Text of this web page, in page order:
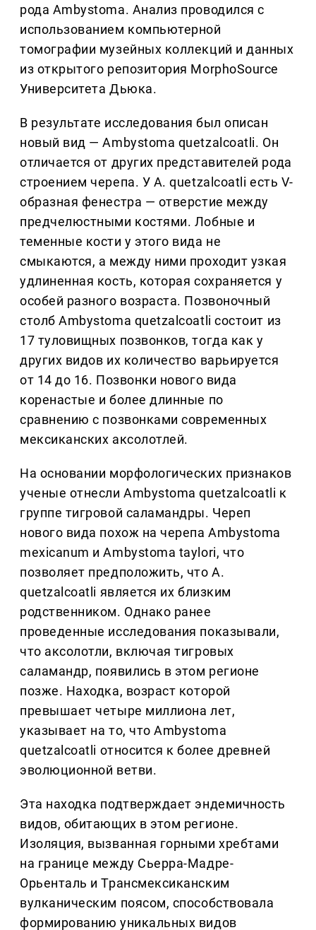
рода Ambystoma. Анализ проводился с
использованием компьютерной
томографии музейных коллекций и данных
из открытого репозитория MorphoSource
Университета Дьюка.
В результате исследования был описан
новый вид — Ambystoma quetzalcoatli. Он
отличается от других представителей рода
строением черепа. У A. quetzalcoatli есть V-
образная фенестра — отверстие между
предчелюстными костями. Лобные и
теменные кости у этого вида не
смыкаются, а между ними проходит узкая
удлиненная кость, которая сохраняется у
особей разного возраста. Позвоночный
столб Ambystoma quetzalcoatli состоит из
17 туловищных позвонков, тогда как у
других видов их количество варьируется
от 14 до 16. Позвонки нового вида
коренастые и более длинные по
сравнению с позвонками современных
мексиканских аксолотлей.
На основании морфологических признаков
ученые отнесли Ambystoma quetzalcoatli к
группе тигровой саламандры. Череп
нового вида похож на черепа Ambystoma
mexicanum и Ambystoma taylori, что
позволяет предположить, что A.
quetzalcoatli является их близким
родственником. Однако ранее
проведенные исследования показывали,
что аксолотли, включая тигровых
саламандр, появились в этом регионе
позже. Находка, возраст которой
превышает четыре миллиона лет,
указывает на то, что Ambystoma
quetzalcoatli относится к более древней
эволюционной ветви.
Эта находка подтверждает эндемичность
видов, обитающих в этом регионе.
Изоляция, вызванная горными хребтами
на границе между Сьерра-Мадре-
Орьенталь и Трансмексиканским
вулканическим поясом, способствовала
формированию уникальных видов